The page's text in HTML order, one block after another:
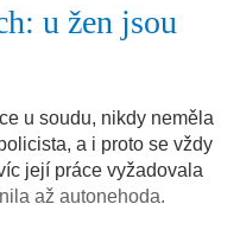
u žen jsou
u soudu, nikdy neměla
a i proto se vždy
její práce vyžadovala
až autonehoda.